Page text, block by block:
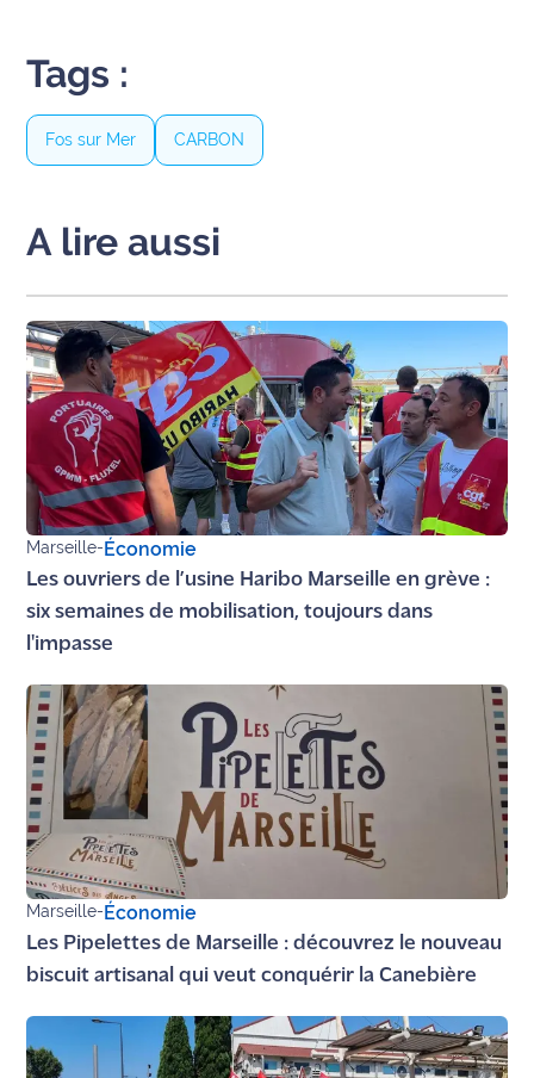
Archives
Tags :
Fos sur Mer CARBON
A lire aussi
Marseille-Économie
Les ouvriers de l’usine Haribo Marseille en grève :
six semaines de mobilisation, toujours dans
l'impasse
Marseille-Économie
Les Pipelettes de Marseille : découvrez le nouveau
biscuit artisanal qui veut conquérir la Canebière